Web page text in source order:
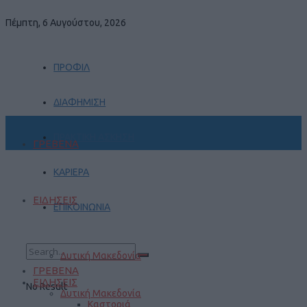
Πέμπτη, 6 Αυγούστου, 2026
ΠΡΟΦΙΛ
ΔΙΑΦΗΜΙΣΗ
ΚΑΡΙΕΡΑ
ΕΠΙΚΟΙΝΩΝΙΑ
No Result
ΓΡΕΒΕΝΑ
ΕΙΔΗΣΕΙΣ
Δυτική Μακεδονία
ΓΡΕΒΕΝΑ
ΕΙΔΗΣΕΙΣ
Δυτική Μακεδονία
Καστοριά